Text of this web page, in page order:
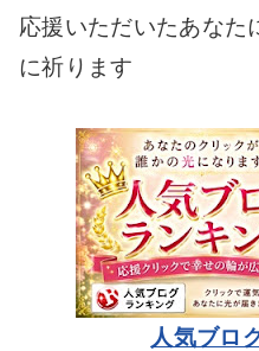
応援いただいたあなた
に祈ります
人気ブロ